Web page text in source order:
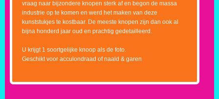
vraag naar bijzondere knopen sterk af en begon de massa
industrie op te komen en werd het maken van deze
kunststukjes te kostbaar. De meeste knopen zijn dan ook al
bijna honderd jaar oud en prachtig gedetailleerd.
U krijgt 1 soortgelijke knoop als de foto.
Geschikt voor acculondraad of naald & garen